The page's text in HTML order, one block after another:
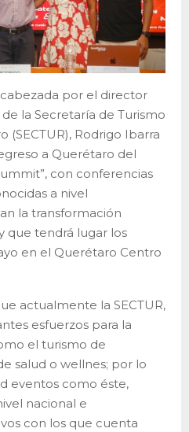
por el director
la Secretaría de Turismo
(SECTUR), Rodrigo Ibarra
a Querétaro del
con conferencias
a nivel
la transformación
que tendrá lugar los
en el Querétaro Centro
actualmente la SECTUR,
esfuerzos para la
el turismo de
salud o wellnes; por lo
eventos como éste,
nacional e
con los que cuenta